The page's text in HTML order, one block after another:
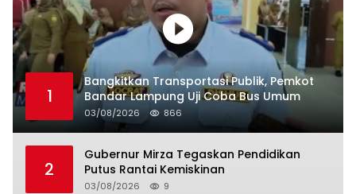
1
Bangkitkan Transportasi Publik, Pemkot
Bandar Lampung Uji Coba Bus Umum
03/08/2026 866
2
Gubernur Mirza Tegaskan Pendidikan
Putus Rantai Kemiskinan
03/08/2026 9